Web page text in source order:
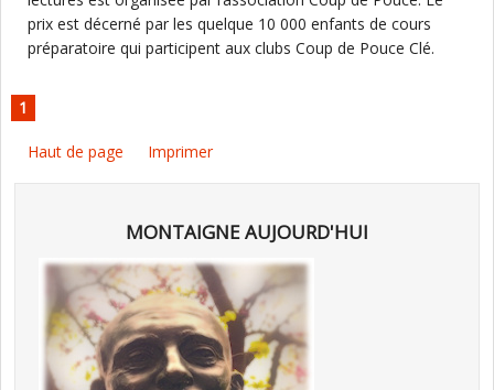
prix est décerné par les quelque 10 000 enfants de cours
préparatoire qui participent aux clubs Coup de Pouce Clé.
1
Haut de page Imprimer
MONTAIGNE AUJOURD'HUI